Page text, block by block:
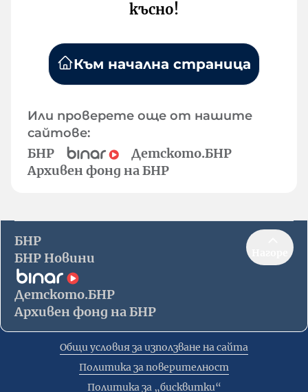
късно!
Към начална страница
Или проверете още от нашите
сайтове:
БНР
Детското.БНР
Архивен фонд на БНР
БНР
БНР Новини
Детското.БНР
Архивен фонд на БНР
Общи условия за използване на сайта
Политика за поверителност
Политика за „бисквитки“